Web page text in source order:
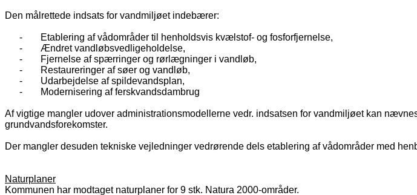
Den målrettede indsats for vandmiljøet indebærer:
-
Etablering af vådområder til henholdsvis kvælstof- og fosforfjernelse,
-
Ændret vandløbsvedligeholdelse,
-
Fjernelse af spærringer og rørlægninger i vandløb,
-
Restaureringer af søer og vandløb,
-
Udarbejdelse af spildevandsplan,
-
Modernisering af ferskvandsdambrug
Af vigtige mangler udover administrationsmodellerne vedr. indsatsen for vandmiljøet kan
grundvandsforekomster.
Der mangler desuden tekniske vejledninger vedrørende dels etablering af vådområder med
Naturplaner
Kommunen har modtaget naturplaner for 9 stk. Natura 2000-områder.